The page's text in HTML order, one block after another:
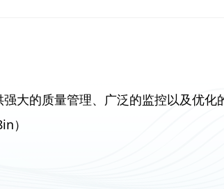
大的质量管理、广泛的监控以及优化
）